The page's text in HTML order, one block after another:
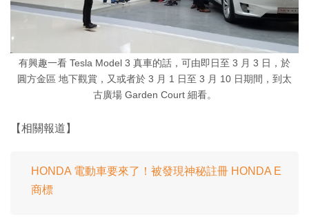
有興趣一看 Tesla Model 3 真車的話，可由即日至 3 月 3 日，於
圓方金區 地下觀賞，又或者於 3 月 1 日至 3 月 10 日期間，到太
古廣場 Garden Court 細看。
【相關報道】
HONDA 電動車要來了！被發現神秘註冊 HONDA E
商標